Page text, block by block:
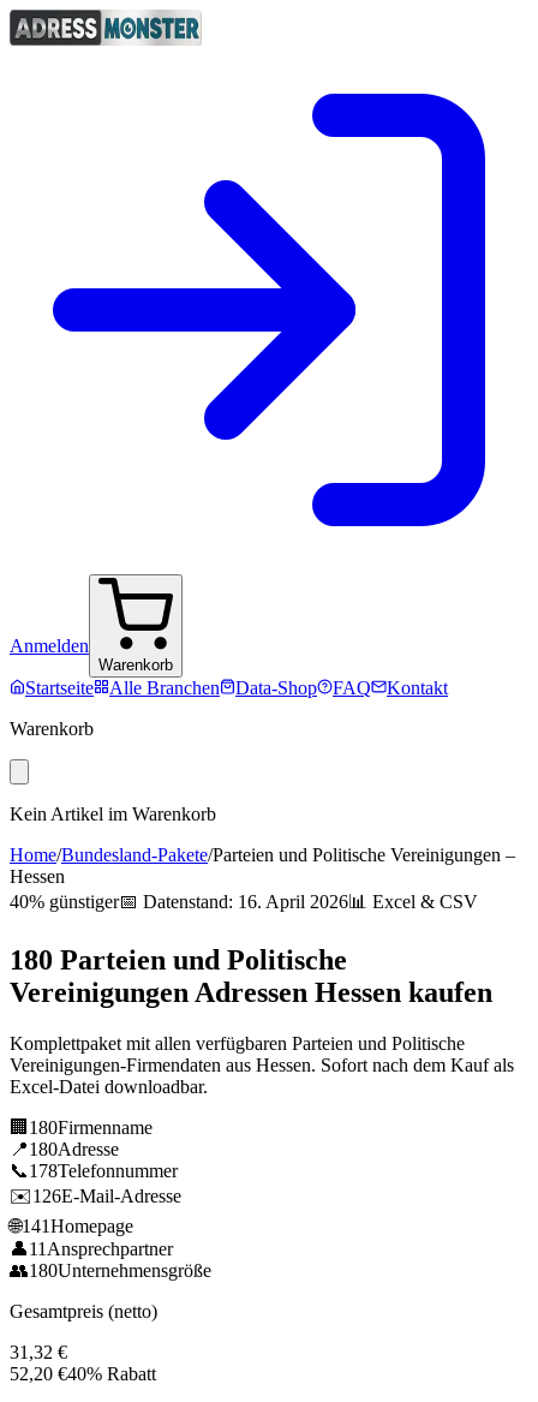
Anmelden
Warenkorb
Startseite Alle Branchen Data-Shop FAQ
Kontakt
Warenkorb
Kein Artikel im Warenkorb
Home/Bundesland-Pakete/Parteien und Politische Vereinigungen –
Hessen
40% günstiger📅 Datenstand: 16. April 2026📊 Excel & CSV
180 Parteien und Politische
Vereinigungen Adressen Hessen kaufen
Komplettpaket mit allen verfügbaren Parteien und Politische
Vereinigungen-Firmendaten aus Hessen. Sofort nach dem Kauf als
Excel-Datei downloadbar.
🏢 180Firmenname
📍180Adresse
📞178Telefonnummer
✉️126E-Mail-Adresse
🌐141Homepage
👤11 Ansprechpartner
👥180Unternehmensgröße
Gesamtpreis (netto)
31,32 €
52,20 €40% Rabatt